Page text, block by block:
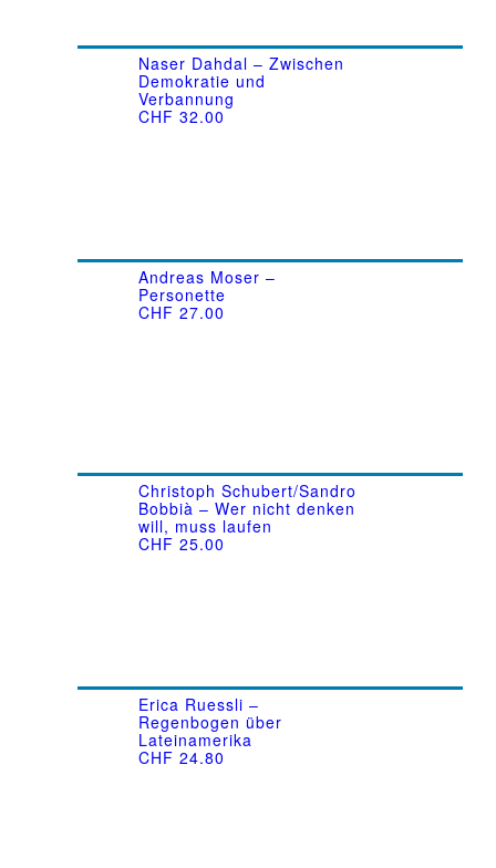
Naser Dahdal – Zwischen
Demokratie und
Verbannung
CHF 32.00
Andreas Moser –
Personette
CHF 27.00
Christoph Schubert/Sandro
Bobbià – Wer nicht denken
will, muss laufen
CHF 25.00
Erica Ruessli –
Regenbogen über
Lateinamerika
CHF 24.80